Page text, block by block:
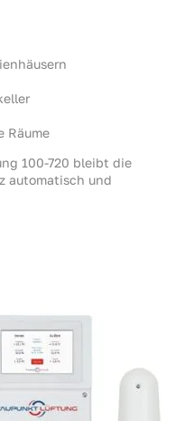
Räume
100-720 bleibt die
automatisch und